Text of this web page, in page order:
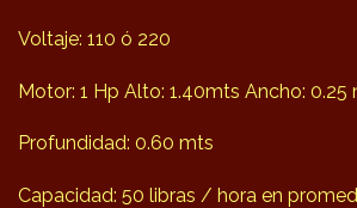
Voltaje: 110 ó 220
Motor: 1 Hp Alto: 1.40mts Ancho: 0.25
Profundidad: 0.60 mts
Capacidad: 50 libras / hora en